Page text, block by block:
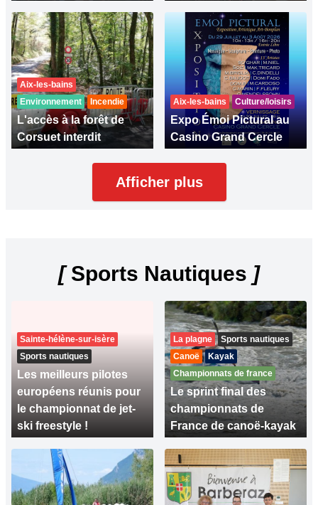
Aix-les-bains
Environnement
Incendie
L'accès à la forêt de
Corsuet interdit
Aix-les-bains Culture/loisirs
Expo Émoi Pictural au
Casino Grand Cercle
Afficher plus
[Sports Nautiques ]
Sainte-hélène-sur-isère
Sports nautiques
Les meilleurs pilotes
européens réunis pour
le championnat de jet-
ski freestyle !
La plagne
Sports nautiques
Canoë
Kayak
Championnats de france
Le sprint final des
championnats de
France de canoë-kayak